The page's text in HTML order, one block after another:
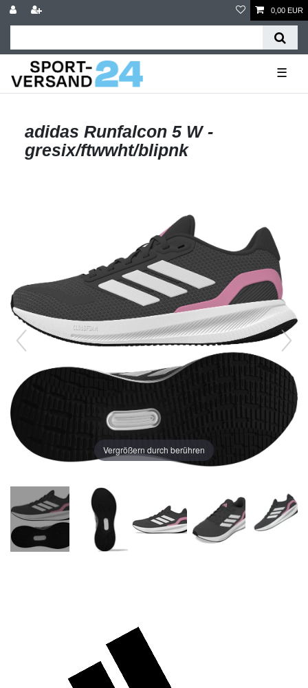
0,00 EUR
☰
adidas Runfalcon 5 W -
gresix/ftwwht/blipnk
Vergrößern durch berühren